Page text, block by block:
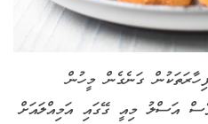
ގަނެގެން މީހުން
އަސްލު މިއީ ގޭގައި އަމިއްލައަށް